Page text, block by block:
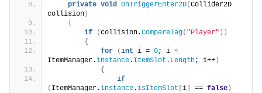
private void OnTriggerEnter2D(Collider2D
collision )
{
if
(collision.CompareTag( "Player" ))
{
for
(int i = 0; i <
ItemManager.instance. ItemSlot . Length; i++ )
{
if
( ItemManager.instance.isItemSlot i == false )